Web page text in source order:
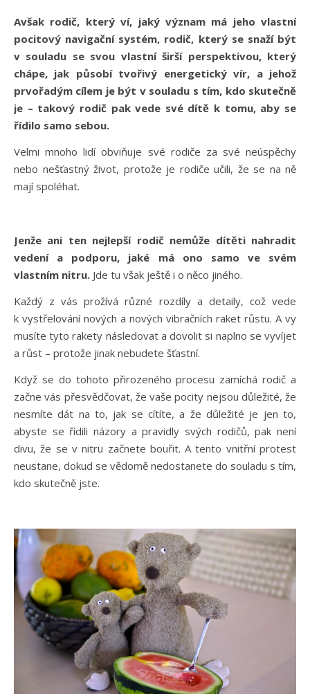
Avšak rodič, který ví, jaký význam má jeho vlastní
pocitový navigační systém, rodič, který se snaží být
v souladu se svou vlastní širší perspektivou, který
chápe, jak působí tvořivý energetický vír, a jehož
prvořadým cílem je být v souladu s tím, kdo skutečně
je – takový rodič pak vede své dítě k tomu, aby se
řídilo samo sebou.
Velmi mnoho lidí obviňuje své rodiče za své neúspěchy
nebo nešťastný život, protože je rodiče učili, že se na ně
mají spoléhat.
Jenže ani ten nejlepší rodič nemůže dítěti nahradit
vedení a podporu, jaké má ono samo ve svém
vlastním nitru. Jde tu však ještě i o něco jiného.
Každý z vás prožívá různé rozdíly a detaily, což vede
k vystřelování nových a nových vibračních raket růstu. A vy
musíte tyto rakety následovat a dovolit si naplno se vyvíjet
a růst – protože jinak nebudete šťastní.
Když se do tohoto přirozeného procesu zamíchá rodič a
začne vás přesvědčovat, že vaše pocity nejsou důležité, že
nesmíte dát na to, jak se cítíte, a že důležité je jen to,
abyste se řídili názory a pravidly svých rodičů, pak není
divu, že se v nitru začnete bouřit. A tento vnitřní protest
neustane, dokud se vědomě nedostanete do souladu s tím,
kdo skutečně jste.